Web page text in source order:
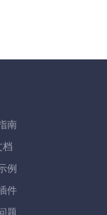
南
档
例
件
题